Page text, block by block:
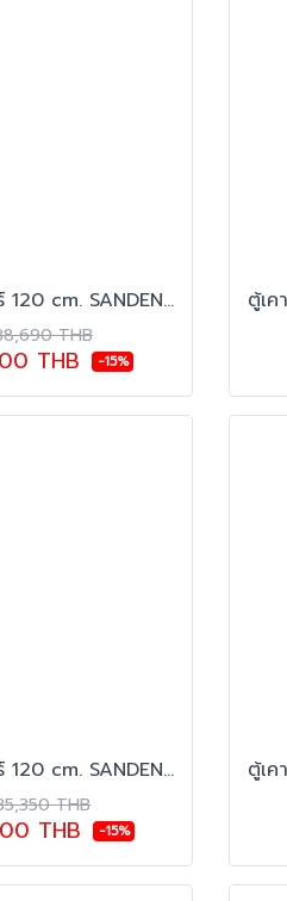
ตู้เคาน์เตอร์ 120 cm. SANDEN รุ่น SCC-1263GL
THB
THB -15%
ตู้เคาน์เตอร์ 120 cm. SANDEN รุ่น SCC-1203
THB
THB -15%